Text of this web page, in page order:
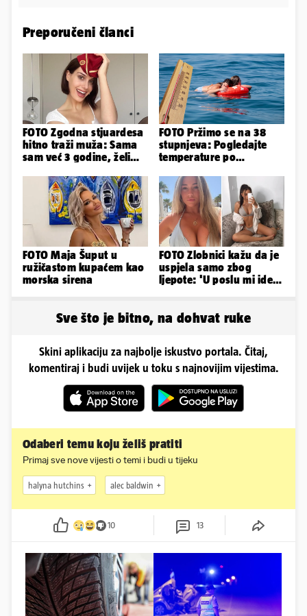
Preporučeni članci
FOTO Zgodna stjuardesa
hitno traži muža: Sama
sam već 3 godine, želim
FOTO Pržimo se na 38
stupnjeva: Pogledajte
temperature po
FOTO Maja Šuput u
ružičastom kupaćem kao
morska sirena
FOTO Zlobnici kažu da je
uspjela samo zbog
ljepote: 'U poslu mi ide
Sve što je bitno, na dohvat ruke
Skini aplikaciju za najbolje iskustvo portala. Čitaj,
komentiraj i budi uvijek u toku s najnovijim vijestima.
Odaberi temu koju želiš pratiti
Primaj sve nove vijesti o temi i budi u tijeku
halyna hutchins alec baldwin
10 13